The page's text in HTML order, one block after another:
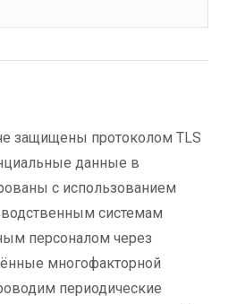
защищены протоколом TLS
данные в
с использованием
системам
персоналом через
многофакторной
периодические